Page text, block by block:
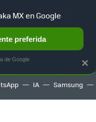
AUTO TERRITORIO
IA Samsung
×
MX en Google
preferida
de Google